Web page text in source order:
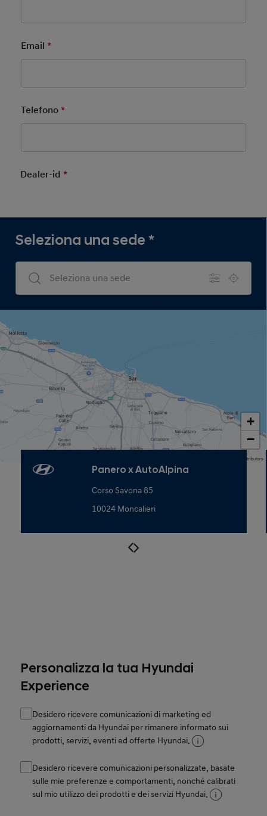
Email *Mandatory Field
Telefono *Mandatory Field
Dealer-id*
+
−
Map data © OpenStreetMap contributors
Seleziona una sede*
Dealers Search
Panero x AutoAlpina
Corso Savona 85
10024 Moncalieri
Personalizza la tua Hyundai
Experience
Desidero ricevere comunicazioni di marketing ed
aggiornamenti da Hyundai per rimanere informato sui
prodotti, servizi, eventi ed offerte Hyundai.
Desidero ricevere comunicazioni personalizzate, basate
sulle mie preferenze e comportamenti, nonché calibrati
sul mio utilizzo dei prodotti e dei servizi Hyundai.